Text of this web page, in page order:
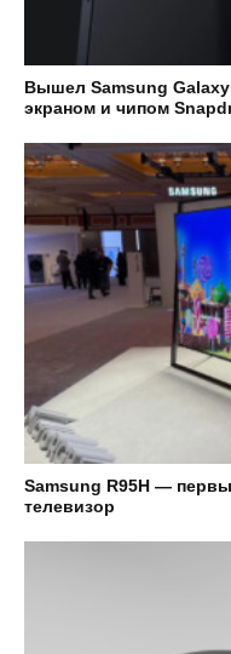
Вышел Samsung
экраном и чипом
Samsung R95H —
телевизор